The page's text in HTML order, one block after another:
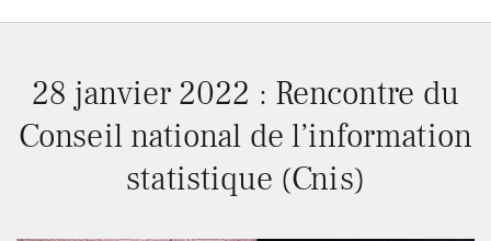
28 janvier 2022 : Rencontre du
Conseil national de l’information
statistique (Cnis)